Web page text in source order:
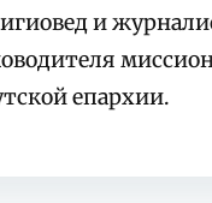
и
епархии.